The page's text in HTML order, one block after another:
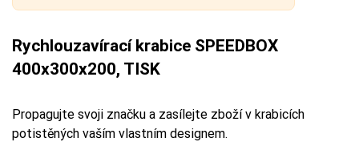
Rychlouzavírací krabice SPEEDBOX
400x300x200, TISK
Propagujte svoji značku a zasílejte zboží v krabicích
potistěných vaším vlastním designem.